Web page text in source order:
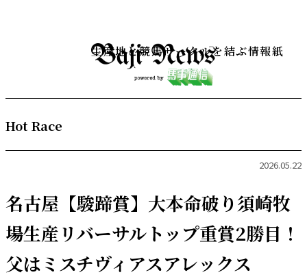
生産地と競馬サークルを結ぶ情報紙
Hot Race
2026.05.22
名古屋【駿蹄賞】大本命破り須崎牧
場生産リバーサルトップ重賞2勝目！
父はミスチヴィアスアレックス